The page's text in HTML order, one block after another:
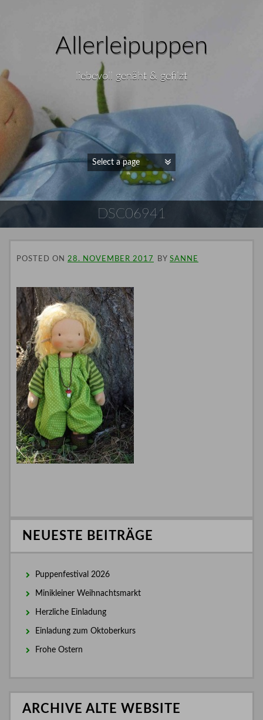
Allerleipuppen
liebevoll genäht & gefilzt
DSC06941
POSTED ON 28. NOVEMBER 2017 BY SANNE
NEUESTE BEITRÄGE
Puppenfestival 2026
Minikleiner Weihnachtsmarkt
Herzliche Einladung
Einladung zum Oktoberkurs
Frohe Ostern
ARCHIVE ALTE WEBSITE